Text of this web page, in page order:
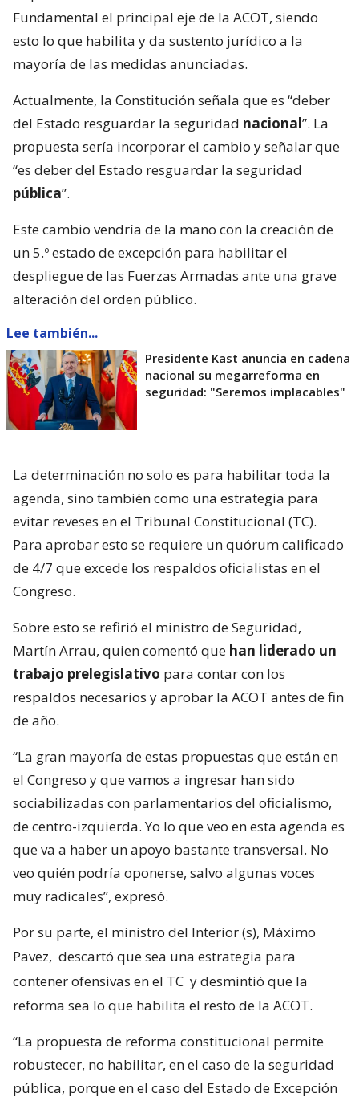
Fundamental el principal eje de la ACOT, siendo
esto lo que habilita y da sustento jurídico a la
mayoría de las medidas anunciadas.
Actualmente, la Constitución señala que es “deber
del Estado resguardar la seguridad nacional”. La
propuesta sería incorporar el cambio y señalar que
“es deber del Estado resguardar la seguridad
pública”.
Este cambio vendría de la mano con la creación de
un 5.º estado de excepción para habilitar el
despliegue de las Fuerzas Armadas ante una grave
alteración del orden público.
Lee también...
Presidente Kast anuncia en cadena
nacional su megarreforma en
seguridad: "Seremos implacables"
La determinación no solo es para habilitar toda la
agenda, sino también como una estrategia para
evitar reveses en el Tribunal Constitucional (TC).
Para aprobar esto se requiere un quórum calificado
de 4/7 que excede los respaldos oficialistas en el
Congreso.
Sobre esto se refirió el ministro de Seguridad,
Martín Arrau, quien comentó que han liderado un
trabajo prelegislativo para contar con los
respaldos necesarios y aprobar la ACOT antes de fin
de año.
“La gran mayoría de estas propuestas que están en
el Congreso y que vamos a ingresar han sido
sociabilizadas con parlamentarios del oficialismo,
de centro-izquierda. Yo lo que veo en esta agenda es
que va a haber un apoyo bastante transversal. No
veo quién podría oponerse, salvo algunas voces
muy radicales”, expresó.
Por su parte, el ministro del Interior (s), Máximo
Pavez, descartó que sea una estrategia para
contener ofensivas en el TC y desmintió que la
reforma sea lo que habilita el resto de la ACOT.
“La propuesta de reforma constitucional permite
robustecer, no habilitar, en el caso de la seguridad
pública, porque en el caso del Estado de Excepción